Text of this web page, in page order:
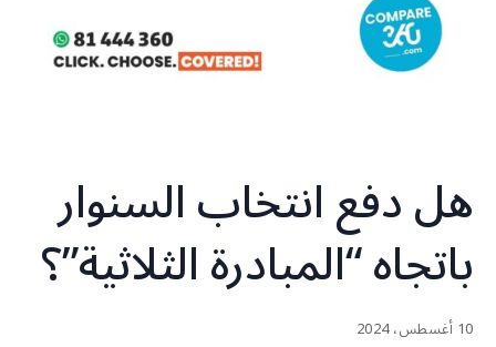
هل دفع انتخاب السنوار
باتجاه “المبادرة الثلاثية”؟
10 أغسطس، 2024